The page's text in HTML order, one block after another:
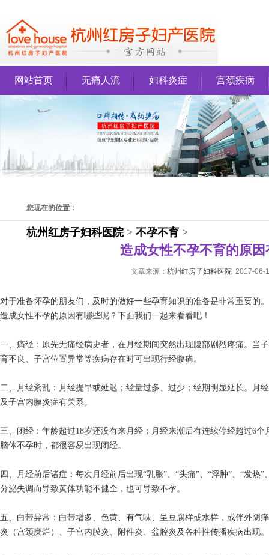
网站首页 无痛人流 妇科炎症 宫颈疾病
您现在的位置：
杭州红房子妇科医院> 不孕不育 >
造成女性不孕不育的原因
文章来源： 杭州红房子妇科医院 2017-06-
对于准备怀孕的朋友们，及时的做好一些孕育知识的准备是非常重要的
造成女性不孕的原因有哪些呢？下面我们一起来看看吧！
一、痛经：原先无痛经病史者，在月经期间突然出现腹部剧烈疼痛。当
育不良、子宫位置异常等疾病存在时可出现行经腹痛。
二、月经紊乱：月经提早或延迟；经量过多、过少；经期明显延长。月
及子宫内膜炎症有关系。
三、闭经：年龄超过18岁还没有来月经；月经来潮后有连续停经超过6
脑体不孕时，都很容易出现闭经。
四、月经前后诸症：每次月经前后出现“乳胀”、“头痛”、“浮肿”、“发热
分泌失调而导致黄体功能不健全，也可导致不孕。
五、白带异常：白带增多、色黄、有气味、呈豆腐样或水样，或伴外阴
炎（宫颈糜烂）、子宫内膜炎、附件炎、盆腔炎及各种性传播疾病出现。